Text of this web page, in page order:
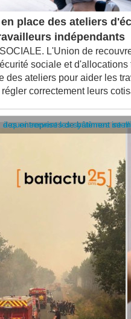
en place des ateliers
indépendants
L'Union de
sociale et
des ateliers pour aider les
correctement leurs
entreprises de bâtiment se
quoi servent les systèmes